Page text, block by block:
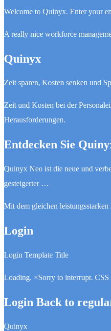
Welcome to Quinyx. Enter your
A really nice workforce
Quinyx
Zeit sparen, Kosten senken und
Zeit und Kosten bei der
Herausforderungen.
Entdecken Sie
Quinyx Neo ist die neue und
gesteigerter …
Mit dem gleichen
Login
Login Template Title
Loading. ×Sorry to interrupt.
Login Back to
Quinyx